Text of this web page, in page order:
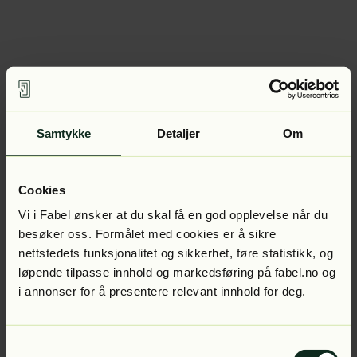
Samtykke Detaljer Om
Cookies
Vi i Fabel ønsker at du skal få en god opplevelse når du
besøker oss. Formålet med cookies er å sikre
nettstedets funksjonalitet og sikkerhet, føre statistikk, og
løpende tilpasse innhold og markedsføring på fabel.no og
i annonser for å presentere relevant innhold for deg.